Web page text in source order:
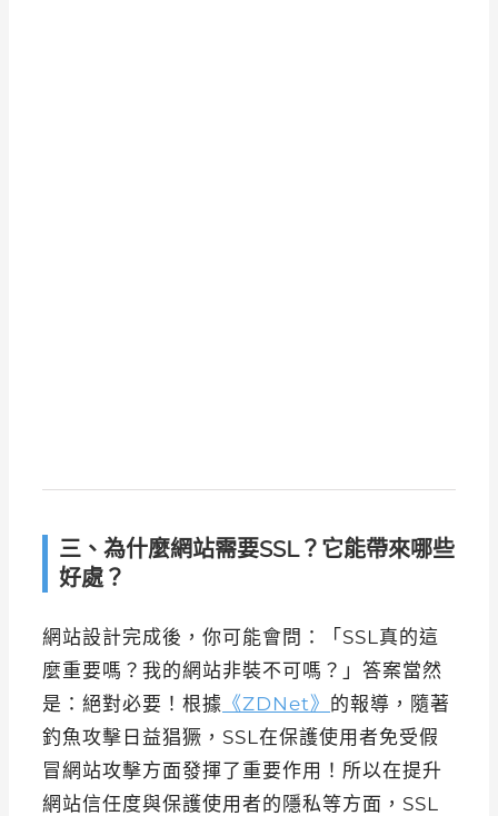
三、為什麼網站需要SSL？它能帶來哪些
好處？
網站設計完成後，你可能會問：「SSL真的這
麼重要嗎？我的網站非裝不可嗎？」答案當然
是：絕對必要！根據 《ZDNet》 的報導，隨著
釣魚攻擊日益猖獗，SSL在保護使用者免受假
冒網站攻擊方面發揮了重要作用！所以在提升
網站信任度與保護使用者的隱私等方面，SSL